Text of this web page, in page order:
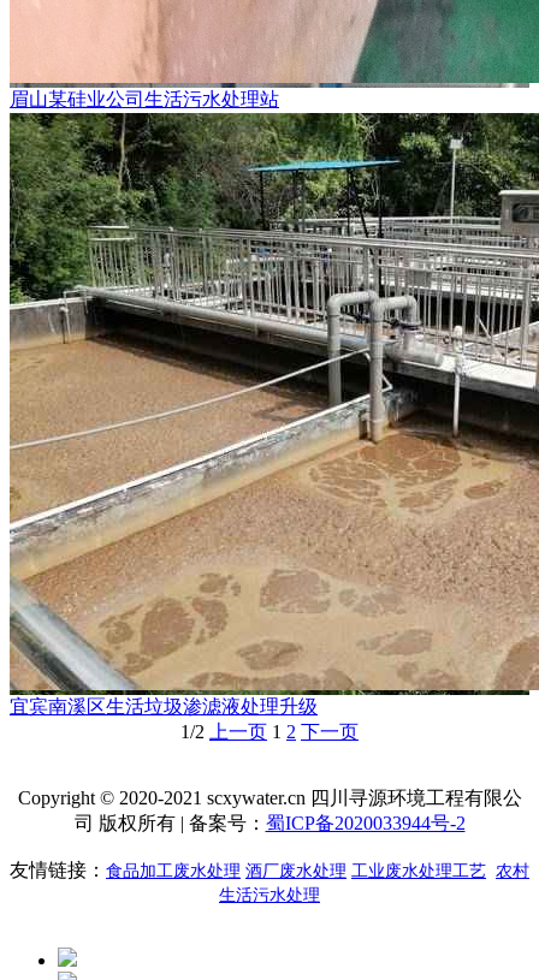
眉山某硅业公司生活污水处理站
宜宾南溪区生活垃圾渗滤液处理升级
1/2
上一页 1 2 下一页
Copyright © 2020-2021 scxywater.cn 四川寻源环境工程有限公
司 版权所有 | 备案号： 蜀ICP备2020033944号-2
友情链接： 食品加工废水处理 酒厂废水处理 工业废水处理工艺 农村
生活污水处理